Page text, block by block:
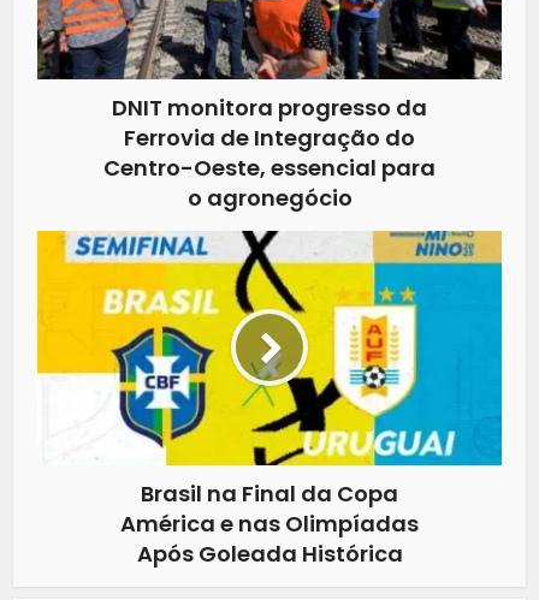
DNIT monitora progresso da
Ferrovia de Integração do
Centro-Oeste, essencial para
o agronegócio
Brasil na Final da Copa
América e nas Olimpíadas
Após Goleada Histórica